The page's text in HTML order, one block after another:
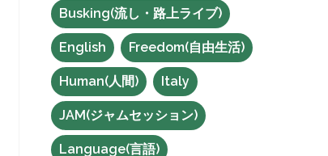
Busking(流し・路上ライブ)
English Freedom(自由生活)
Human(人間) Italy
JAM(ジャムセッション)
Language(言語)